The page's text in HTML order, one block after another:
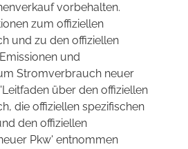
vorbehalten.
zum offiziellen
und zu den offiziellen
und
Stromverbrauch neuer
über den offiziellen
die offiziellen spezifischen
den offiziellen
Pkw' entnommen